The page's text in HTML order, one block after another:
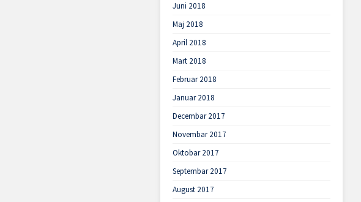
Juni 2018
Maj 2018
April 2018
Mart 2018
Februar 2018
Januar 2018
Decembar 2017
Novembar 2017
Oktobar 2017
Septembar 2017
August 2017